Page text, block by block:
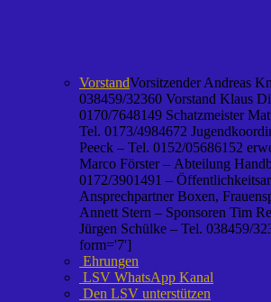
VorstandVorsitzender Andreas
038459/32360 Vorstand Klaus
0170/7648149 Schatzmeister
Tel. 0173/4984672
Peeck – Tel. 0152/05686152
Marco Förster – Abteilung
0172/3901491 –
Ansprechpartner Boxen,
Annett Stern – Sponsoren Tim
Jürgen Schülke – Tel. 038459/
form='7']
Ehrungen
LSV WhatsApp Kanal
Den LSV unterstützen